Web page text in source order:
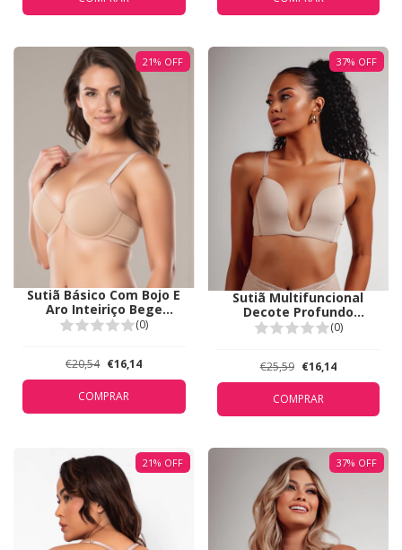
21% OFF
Sutiã Básico Com Bojo E
Aro Inteiriço Bege
Duhellen 5100
(0)
€20,54 €16,14
COMPRAR
37% OFF
Sutiã Multifuncional
Decote Profundo
Duhellen Bege 5381
(0)
€25,59 €16,14
COMPRAR
21% OFF 37% OFF